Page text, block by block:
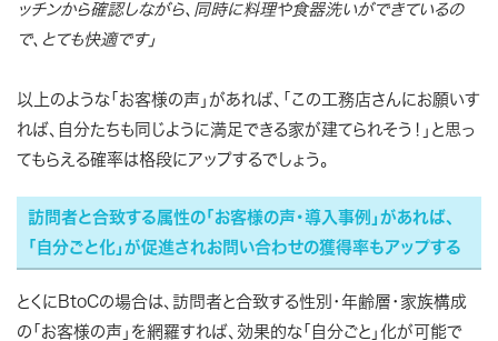
ッチンから確認しながら、同時に料理や食器洗いができているの
で、とても快適です」
以上のような「お客様の声」があれば、「この工務店さんにお願いす
れば、自分たちも同じように満足できる家が建てられそう！」と思っ
てもらえる確率は格段にアップするでしょう。
訪問者と合致する属性の「お客様の声・導入事例」があれば、
「自分ごと化」が促進されお問い合わせの獲得率もアップする
とくにBtoCの場合は、訪問者と合致する性別・年齢層・家族構成
の「お客様の声」を網羅すれば、効果的な「自分ごと」化が可能で